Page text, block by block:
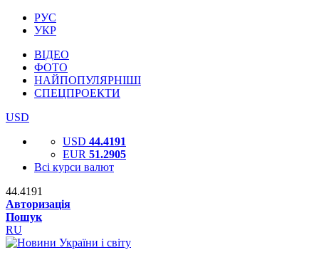
РУС
УКР
ВІДЕО
ФОТО
НАЙПОПУЛЯРНІШІ
СПЕЦПРОЕКТИ
USD
USD 44.4191
EUR 51.2905
Всі курси валют
44.4191
Авторизація
Пошук
RU